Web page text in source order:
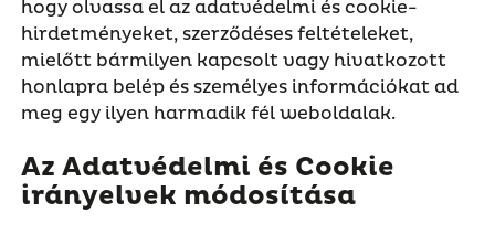
hogy olvassa el az adatvédelmi és cookie-
hirdetményeket, szerződéses feltételeket,
mielőtt bármilyen kapcsolt vagy hivatkozott
honlapra belép és személyes információkat ad
meg egy ilyen harmadik fél weboldalak.
Az Adatvédelmi és Cookie
irányelvek módosítása